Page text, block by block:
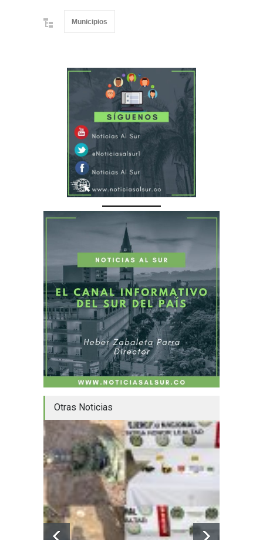
Municipios
Otras Noticias